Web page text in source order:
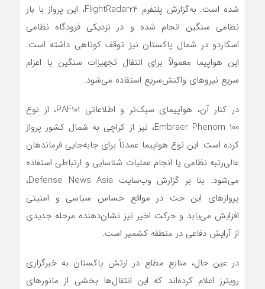
شده است. به‌گزارش پلتفرم FlightRadar24، این پرواز با بار
نظامی سنگین انجام شده و در نزدیکی فرودگاه نظامی
اسکاردو در شمال پاکستان نیز توقف کوتاهی داشته است.
این هواپیما معمولاً برای انتقال تجهیزات سنگین یا اعزام
سریع نیروهای واکنش‌سریع استفاده می‌شود.
در کنار آن، هواپیمای سبک‌تر و اطلاعاتی PAF101، از نوع
Embraer Phenom 100، نیز از کراچی به شمال کشور پرواز
کرده است. این نوع هواپیما عمدتاً برای جابه‌جایی فرماندهان
عالی‌رتبه نظامی یا انجام عملیات شناسایی و ارتباطی استفاده
می‌شود. بنا بر گزارش وب‌سایت Defense News Asia،
پروازهای این جت در مواقع حساس سیاسی و امنیتی
افزایش می‌یابد و حرکت اخیر نیز نشان‌دهنده مرحله جدیدی
از آرایش دفاعی در منطقه کشمیر است.
در عین حال، منابع مطلع در ارتش پاکستان به خبرگزاری
رویترز اعلام کرده‌اند که این انتقال‌ها بخشی از مانورهای